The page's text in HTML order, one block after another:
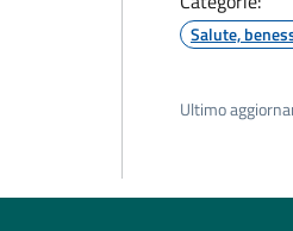
Salute,
Ultimo